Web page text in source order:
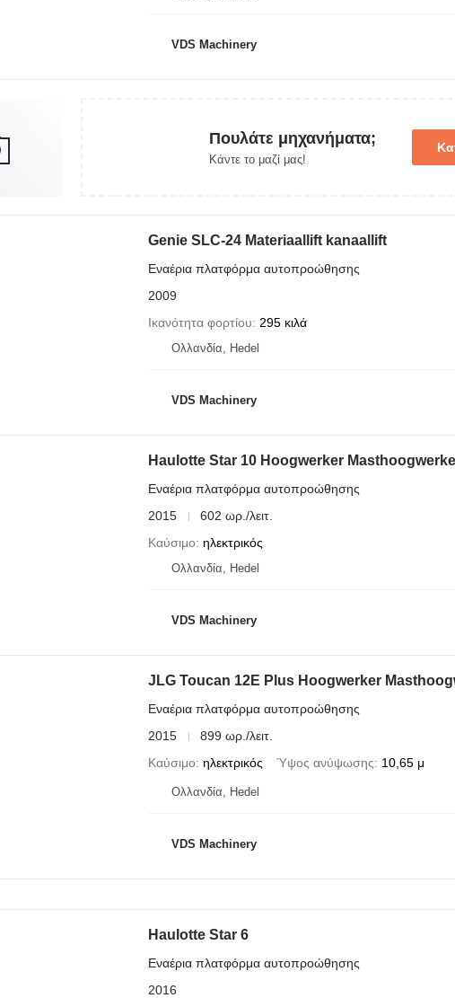
VDS Machinery
Πουλάτε μηχανήματα;
Κάντε το μαζί μας!
Genie SLC-24 Materiaallift kanaallift
Εναέρια πλατφόρμα αυτοπροώθησης
2009
Ικανότητα φορτίου
295 κιλά
Ολλανδία, Hedel
VDS Machinery
Haulotte Star 10 Hoogwerker
Εναέρια πλατφόρμα αυτοπροώθησης
2015
602 ωρ./λειτ.
Καύσιμο ηλεκτρικός
Ολλανδία, Hedel
VDS Machinery
JLG Toucan 12E Plus Hoogwerker
Εναέρια πλατφόρμα αυτοπροώθησης
2015
899 ωρ./λειτ.
Καύσιμο ηλεκτρικός Ύψος ανύψωσης 10,65 μ
Ολλανδία, Hedel
VDS Machinery
Haulotte Star 6
Εναέρια πλατφόρμα αυτοπροώθησης
2016